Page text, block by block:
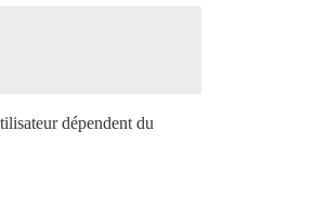
dépendent du